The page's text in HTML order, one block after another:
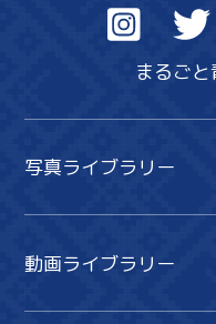
まるご
写真ライブラリー
動画ライブラリー